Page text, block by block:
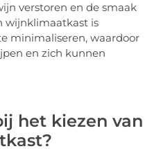
verstoren en de smaak
wijnklimaatkast is
minimaliseren, waardoor
en zich kunnen
het kiezen van